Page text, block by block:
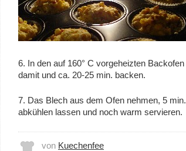
6. In den auf 160° C vorgeheizten Backofen
damit und ca. 20-25 min. backen.
7. Das Blech aus dem Ofen nehmen, 5 min.
abkühlen lassen und noch warm servieren.
von Kuechenfee